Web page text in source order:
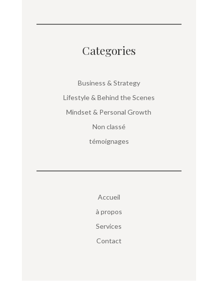
Categories
Business & Strategy
Lifestyle & Behind the Scenes
Mindset & Personal Growth
Non classé
témoignages
Accueil
à propos
Services
Contact